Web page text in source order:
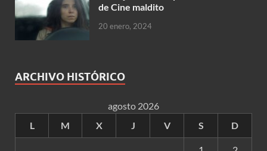
de Cine maldito
20 enero, 2024
ARCHIVO HISTÓRICO
agosto 2026
L
M X J V S D